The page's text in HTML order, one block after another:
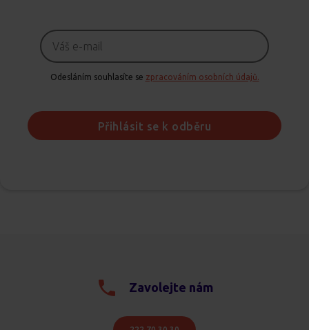
Odesláním souhlasíte se zpracováním osobních údajů.
Přihlásit se k odběru
Zavolejte nám